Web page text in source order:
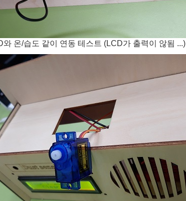
온/습도 같이 연동 테스트 (LCD가 출력이 않됨 ...)